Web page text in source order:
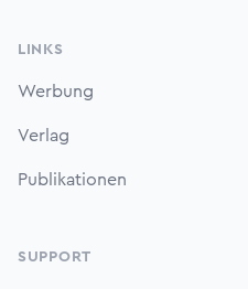
LINKS
Werbung
Verlag
Publikationen
SUPPORT